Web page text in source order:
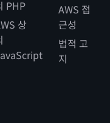
PHP
상
AWS 접
근성
법적 고
지